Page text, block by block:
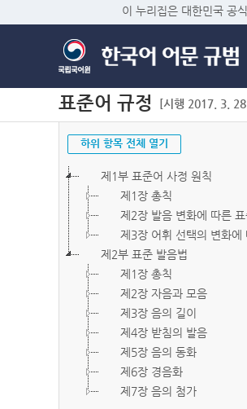
이 누리집은 대한민국 공
표준어 규정 [시행 2017. 3.
하위 항목 전체 열기
제1부 표준어 사정 원칙
제1장 총칙
제2장 발음 변화에 따른 표
제3장 어휘 선택의 변화에
제2부 표준 발음법
제1장 총칙
제2장 자음과 모음
제3장 음의 길이
제4장 받침의 발음
제5장 음의 동화
제6장 경음화
제7장 음의 첨가